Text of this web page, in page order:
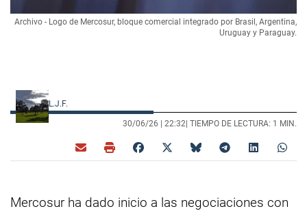
Archivo - Logo de Mercosur, bloque comercial integrado por Brasil, Argentina,
Uruguay y Paraguay.
L.J.F.
30/06/26 | 22:32| TIEMPO DE LECTURA: 1 MIN.
Mercosur ha dado inicio a las negociaciones con